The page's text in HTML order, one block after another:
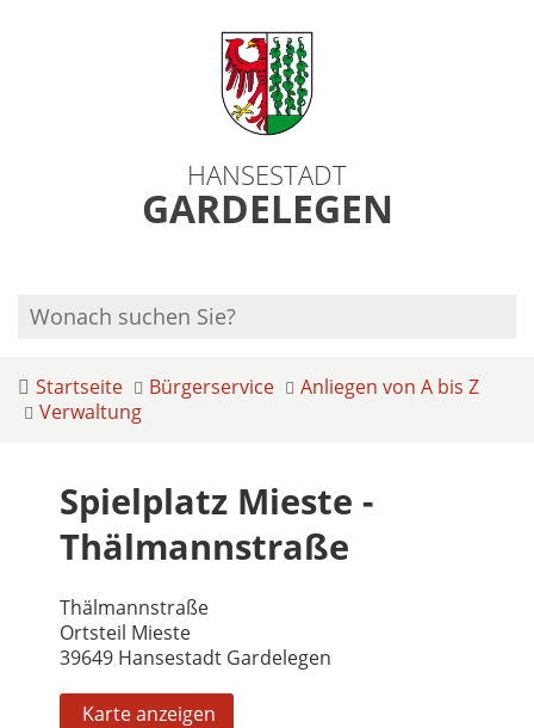
HANSESTADT
GARDELEGEN
Startseite Bürgerservice
Anliegen von A bis Z
Verwaltung
Spielplatz Mieste -
Thälmannstraße
Thälmannstraße
Ortsteil Mieste
39649 Hansestadt Gardelegen
Karte anzeigen